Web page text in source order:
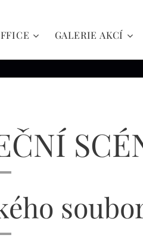
GALERIE AKCÍ